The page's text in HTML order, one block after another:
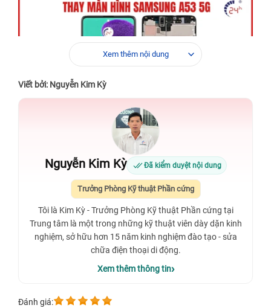
Đội ngũ kỹ thuật viên từng làm việc tại Samsung
Care đảm bảo chất lượng tối ưu khisửa chữa Samsung
Xem thêm nội dung
Viết bởi: Nguyễn Kim Kỳ
Nguyễn Kim Kỳ Đã kiểm duyệt nội dung
Trưởng Phòng Kỹ thuật Phần cứng
Tôi là Kim Kỳ - Trưởng Phòng Kỹ thuật Phần cứng tại
Trung tâm là một trong những kỹ thuật viên dày dặn kinh
nghiệm, sở hữu hơn 15 năm kinh nghiệm đào tạo - sửa
chữa điện thoại di động.
Xem thêm thông tin
Đánh giá: